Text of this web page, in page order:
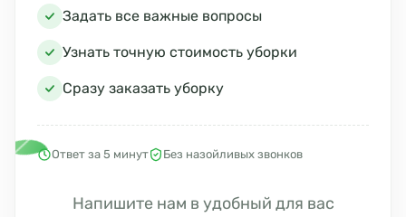
Задать все важные вопросы
Узнать точную стоимость уборки
Сразу заказать уборку
Ответ за 5 минут Без назойливых звонков
Напишите нам в удобный для вас